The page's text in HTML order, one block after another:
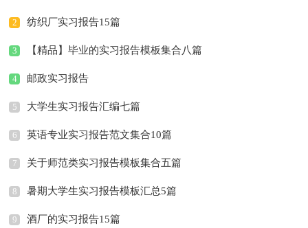
2 纺织厂实习报告15篇
3 【精品】毕业的实习报告模板集合八篇
4 邮政实习报告
5 大学生实习报告汇编七篇
6 英语专业实习报告范文集合10篇
7 关于师范类实习报告模板集合五篇
8 暑期大学生实习报告模板汇总5篇
9 酒厂的实习报告15篇